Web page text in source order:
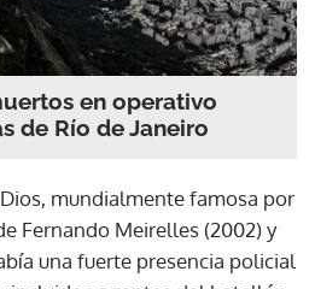
en operativo
de Río de Janeiro
mundialmente famosa por
Fernando Meirelles (2002) y
una fuerte presencia policial